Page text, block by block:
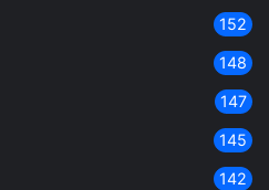
152
148
147
145
142